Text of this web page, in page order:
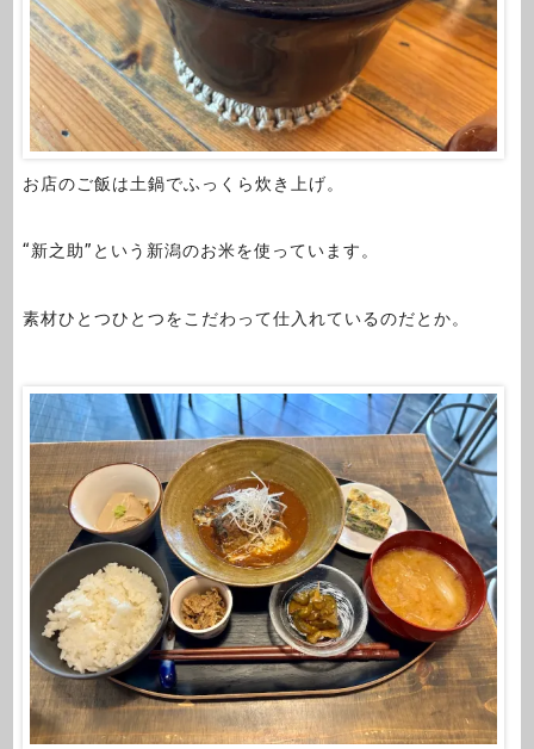
お店のご飯は土鍋でふっくら炊き上げ。
“新之助”という新潟のお米を使っています。
素材ひとつひとつをこだわって仕入れているのだとか。